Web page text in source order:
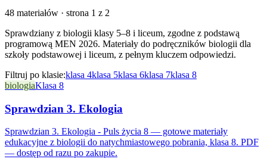
48 materiałów · strona 1 z 2
Sprawdziany z biologii klasy 5–8 i liceum, zgodne z podstawą
programową MEN 2026. Materiały do podręczników biologii dla
szkoły podstawowej i liceum, z pełnym kluczem odpowiedzi.
Filtruj po klasie:klasa 4klasa 5klasa 6klasa 7klasa 8
biologiaKlasa 8
Sprawdzian 3. Ekologia
Sprawdzian 3. Ekologia - Puls życia 8 — gotowe materiały
edukacyjne z biologii do natychmiastowego pobrania, klasa 8. PDF
— dostęp od razu po zakupie.